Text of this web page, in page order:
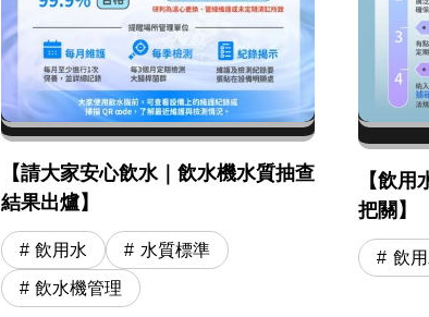
【請大家安心飲水｜飲水機水質抽查
結果出爐】
飲用水 水質標準
飲水機管理
【飲
把關】
飲